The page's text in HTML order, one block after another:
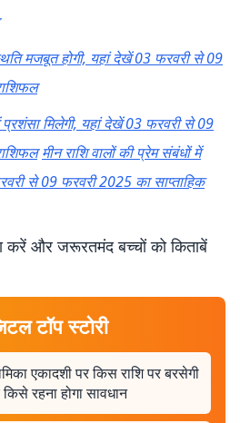
मजबूत होगी, यहां देखें 03 फरवरी से 09
प्रशंसा मिलेगी, यहां देखें 03 फरवरी से 09
मीन राशि वालों की प्रेम संबंधों में
से 09 फरवरी 2025 का साप्ताहिक
करें और जरूरतमंद बच्चों को किताबें
टॉप स्टोरी
एकादशी पर किस राशि पर बरसेगी
रहना होगा सावधान